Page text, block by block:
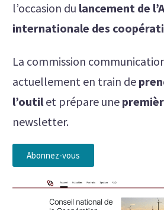
l’occasion du lancement de
internationale des
La commission
actuellement en train de
l’outilet prépare une
newsletter.
Abonnez-vous